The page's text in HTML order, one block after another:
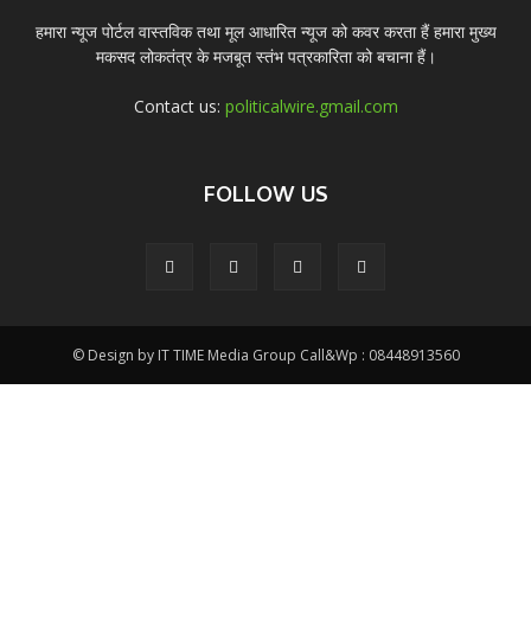
हमारा न्यूज पोर्टल वास्तविक तथा मूल आधारित न्यूज को कवर करता हैं हमारा मुख्य
मकसद लोकतंत्र के मजबूत स्तंभ पत्रकारिता को बचाना हैं।
Contact us: politicalwire.gmail.com
FOLLOW US
© Design by IT TIME Media Group Call&Wp : 08448913560